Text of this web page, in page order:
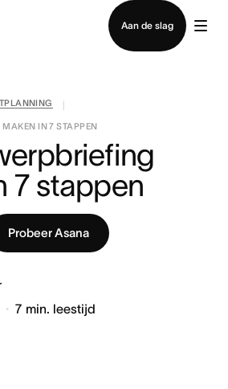
Aan de slag
opnemen met verkoop
MAKEN IN 7 STAPPEN
7 stappen
Probeer Asana
7 min. leestijd